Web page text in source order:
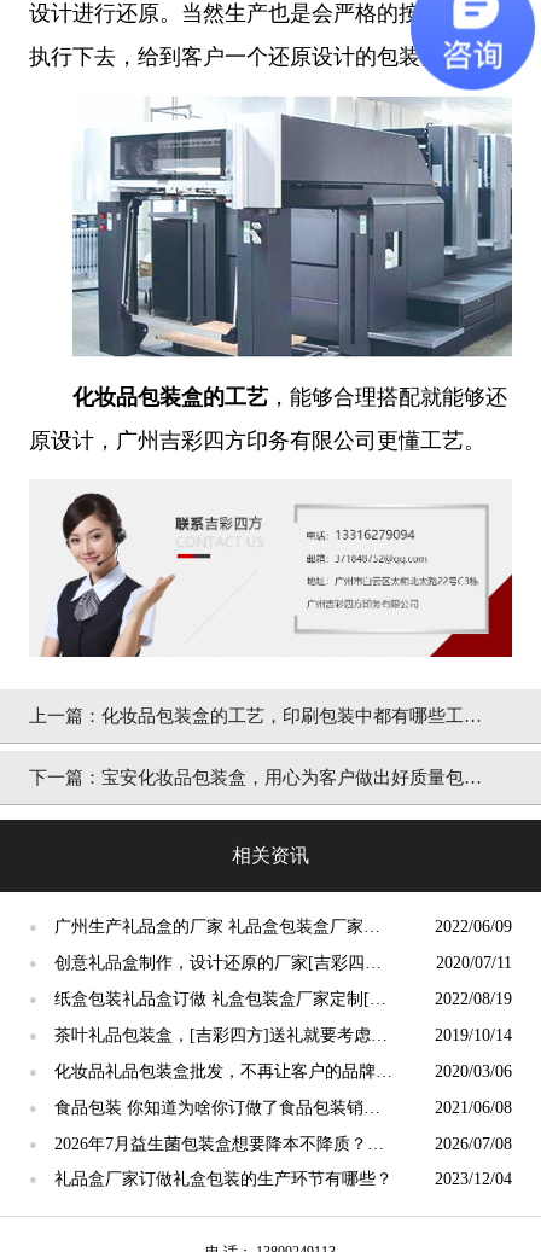
设计进行还原。当然生产也是会严格的按照方案来
执行下去，给到客户一个还原设计的包装。
化妆品包装盒的工艺，能够合理搭配就能够还
原设计，广州吉彩四方印务有限公司更懂工艺。
上一篇： 化妆品包装盒的工艺，印刷包装中都有哪些工
艺？[吉彩四方]解疑
下一篇： 宝安化妆品包装盒，用心为客户做出好质量包装
相关资讯
●
广州生产礼品盒的厂家 礼品盒包装盒厂家定
制[吉彩四方]
2022/06/09
●
创意礼品盒制作，设计还原的厂家[吉彩四方]
还原客户的创意
2020/07/11
●
纸盒包装礼品盒订做 礼盒包装盒厂家定制[吉
彩四方]
2022/08/19
●
茶叶礼品包装盒，[吉彩四方]送礼就要考虑包
装盒的分量
2019/10/14
●
化妆品礼品包装盒批发，不再让客户的品牌沉
默[吉彩四方]
2020/03/06
●
食品包装 你知道为啥你订做了食品包装销量
还是上不去吗？ [吉彩四方]
2021/06/08
●
2026年7月益生菌包装盒想要降本不降质？广
东源头包装盒工厂怎么挑
2026/07/08
● 礼品盒厂家订做礼盒包装的生产环节有哪些？ 2023/12/04